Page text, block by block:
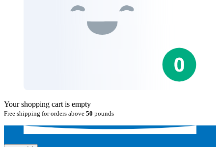
Your shopping cart is empty
Free shipping for orders above 50 pounds